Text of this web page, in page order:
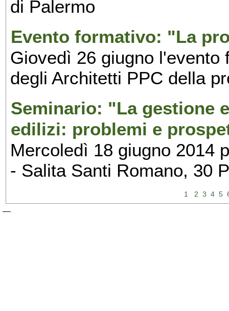
di Palermo
Evento formativo: "La
Giovedì 26 giugno l'evento
degli Architetti PPC della
Seminario: "La gestione
edilizi: problemi e
Mercoledì 18 giugno 2014
- Salita Santi Romano, 30
1 2 3 4 5